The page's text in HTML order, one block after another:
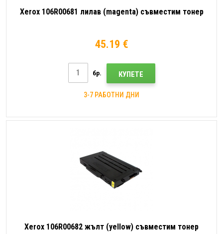
Xerox 106R00681 лилав (magenta) съвместим тонер
45.19 €
бр. КУПЕТЕ
3-7 РАБОТНИ ДНИ
Xerox 106R00682 жълт (yellow) съвместим тонер